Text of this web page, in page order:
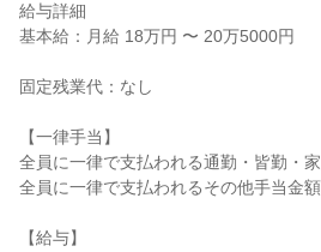
給与詳細
基本給：月給 18万円 〜 20万5000円
固定残業代：なし
【一律手当】
全員に一律で支払われる通勤・皆勤・
全員に一律で支払われるその他手当金
【給与】